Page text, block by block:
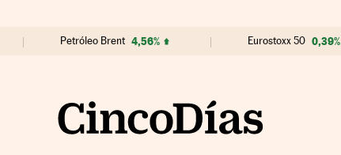
Petróleo Brent 4,56% Eurostoxx 50 0,39%